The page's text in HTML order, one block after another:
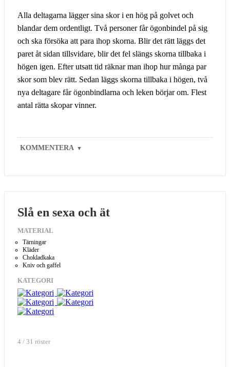
Alla deltagarna lägger sina skor i en hög på golvet och
blandar dem ordentligt. Två personer får ögonbindel på sig
och ska försöka att para ihop skorna. Blir det rätt läggs det
paret åt sidan tillsvidare, blir det fel slängs skorna tillbaka i
högen igen. Efter utsatt tid räknar man ihop hur många par
skor som blev rätt. Sedan läggs skorna tillbaka i högen, två
nya deltagare får ögonbindlarna och leken börjar om. Flest
antal rätta skopar vinner.
KOMMENTERA ▼
Slå en sexa och ät
MATERIAL
Tärningar
Kläder
Chokladkaka
Kniv och gaffel
KATEGORI
4 / 31 röster